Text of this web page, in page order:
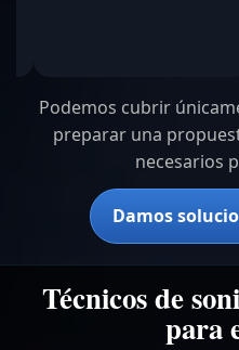
Podemos cubrir
preparar una
necesarios
Damos
Técnicos de
para